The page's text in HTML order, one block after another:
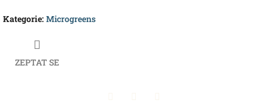
Kategorie: Microgreens
ZEPTAT SE